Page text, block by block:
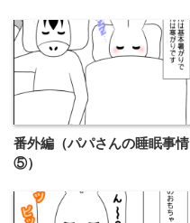
番外編（パパさんの睡眠事情
⑤）